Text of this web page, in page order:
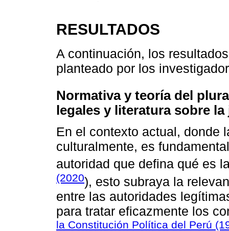
RESULTADOS
A continuación, los
planteado por los
Normativa y teoría del
legales y literatura sobre
En el contexto actual, donde
culturalmente, es
autoridad que defina qué es
(2020), esto subraya la
entre las autoridades
para tratar eficazmente los
la Constitución Política del Perú